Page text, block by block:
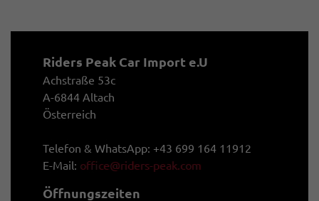
Riders Peak Car Import e.U
Achstraße 53c
A-6844 Altach
Österreich
Telefon & WhatsApp: +43 699 164 11912
E-Mail: office@riders-peak.com
Öffnungszeiten